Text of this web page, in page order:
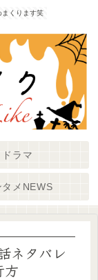
まくります笑
ドラマ
タメNEWS
ネタバレ
方